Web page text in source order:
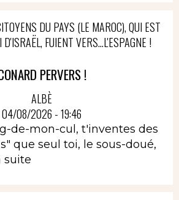
DU PAYS (LE MAROC), QUI EST
FUIENT VERS...L'ESPAGNE !
PERVERS !
ALBÈ
04/08/2026 - 19:46
de-mon-cul, t'inventes des
que seul toi, le sous-doué,
suite